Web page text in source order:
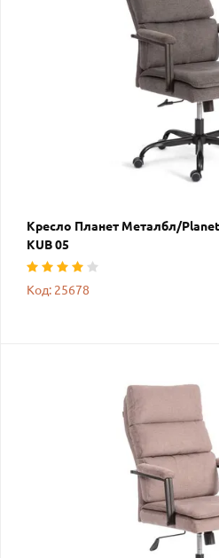
Кресло Планет Металбл/
KUB 05
Код: 25678